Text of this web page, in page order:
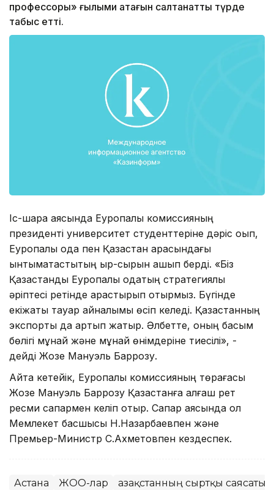
профессоры» ғылыми атағын салтанатты түрде
табыс етті.
Іс-шара аясында Еуропалық комиссияның
президенті университет студенттеріне дәріс оқып,
Еуропалық одақ пен Қазақстан арасындағы
ынтымақтастықтың қыр-сырын ашып берді. «Біз
Қазақстанды Еуропалық одақтың стратегиялық
әріптесі ретінде қарастырып отырмыз. Бүгінде
екіжақты тауар айналымы өсіп келеді. Қазақстанның
экспорты да артып жатыр. Әлбетте, оның басым
бөлігі мұнай және мұнай өнімдеріне тиесілі», -
дейді Жозе Мануэль Баррозу.
Айта кетейік, Еуропалық комиссияның төрағасы
Жозе Мануэль Баррозу Қазақстанға алғаш рет
ресми сапармен келіп отыр. Сапар аясында ол
Мемлекет басшысы Н.Назарбаевпен және
Премьер-Министр С.Ахметовпен кездеспек.
Астана ЖОО-лар Қазақстанның сыртқы саясаты